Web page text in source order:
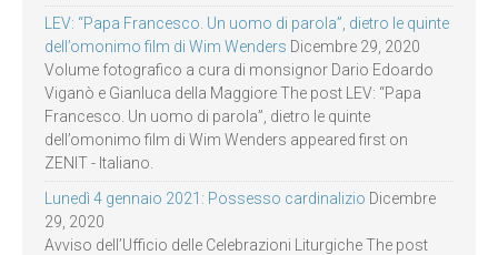
LEV: “Papa Francesco. Un uomo di parola”, dietro le quinte
dell’omonimo film di Wim Wenders Dicembre 29, 2020
Volume fotografico a cura di monsignor Dario Edoardo
Viganò e Gianluca della Maggiore The post LEV: “Papa
Francesco. Un uomo di parola”, dietro le quinte
dell’omonimo film di Wim Wenders appeared first on
ZENIT - Italiano.
Lunedì 4 gennaio 2021: Possesso cardinalizio Dicembre
29, 2020
Avviso dell’Ufficio delle Celebrazioni Liturgiche The post